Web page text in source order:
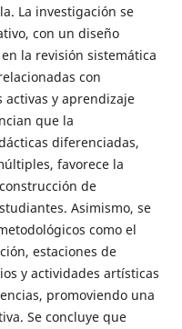
La investigación se
con un diseño
la revisión sistemática
con
activas y aprendizaje
que la
diferenciadas,
favorece la
de
Asimismo, se
como el
estaciones de
y actividades artísticas
promoviendo una
Se concluye que